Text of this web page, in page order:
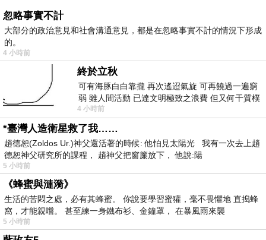
忽略事實不計
大部分的政治意見和社會溝通意見，都是在忽略事實不計的情況下形成
的。
4 小時前
終於立秋
可有海豚白白靠攏 再次遙迢氣旋 可再饒過一遍窮
弱 雖人間活動 已達文明極致之浪費 但又何干質樸
者 只能白白陪葬
4 小時前
*臺灣人造衛星救了我……
趙德恕(Zoldos Ur.)神父還活著的時候: 他怕見太陽光 我有一次去上趙
德恕神父研究所的課程， 趙神父把窗簾放下， 他說:陽
5 小時前
《蜂蜜與漣漪》
生活的苦悶之處，必有其蜂蜜。 你說要學習蜜獾，毫不畏懼地 直搗蜂
窩，才能親嚐。 甚至練一身鐵布衫、金鐘罩， 在暴風雨來襲
5 小時前